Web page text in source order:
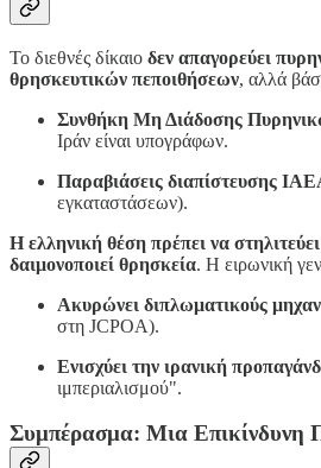
Το διεθνές δίκαιο δεν απαγορεύει
θρησκευτικών πεποιθήσεων, αλλά
Συνθήκη Μη Διάδοσης
Ιράν είναι υπογράφων.
Παραβιάσεις διαπίστευσης
εγκαταστάσεων).
Η ελληνική θέση πρέπει να
δαιμονοποιεί θρησκεία. Η ειρωνική
Ακυρώνει διπλωματικούς
στη JCPOA).
Ενισχύει την ιρανική
ιμπεριαλισμού".
Συμπέρασμα: Μια Επικίνδυνη